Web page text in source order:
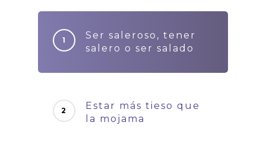
Ser saleroso, tener
salero o ser salado
Estar más tieso que
la mojama